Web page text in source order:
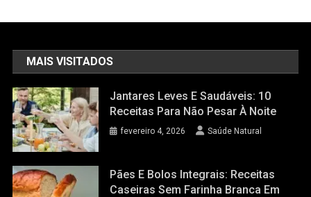
MAIS VISITADOS
Jantares Leves E Saudáveis: 10
Receitas Para Não Pesar À Noite
fevereiro 4, 2026 Saúde Natural
Pães E Bolos Integrais: Receitas
Caseiras Sem Farinha Branca Em